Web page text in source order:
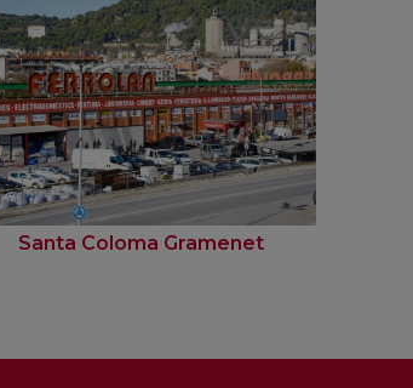
Santa Coloma Gramenet